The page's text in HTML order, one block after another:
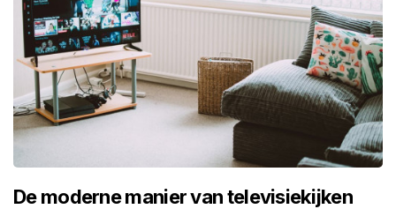
De moderne manier van televisiekijken